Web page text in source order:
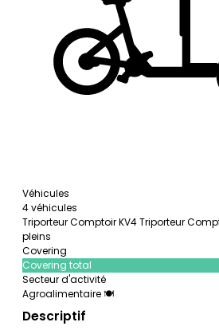
Véhicules
4 véhicules
Triporteur Comptoir KV4 Triporteur
pleins
Covering
Covering total
Secteur d'activité
Agroalimentaire 🍽️
Descriptif